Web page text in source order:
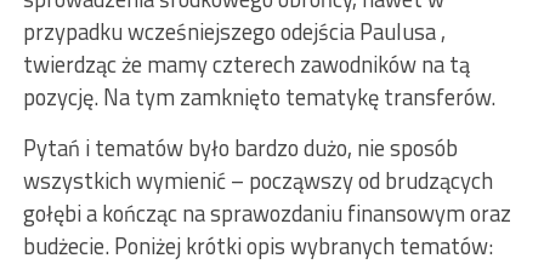
przypadku wcześniejszego odejścia Paulusa ,
twierdząc że mamy czterech zawodników na tą
pozycję. Na tym zamknięto tematykę transferów.
Pytań i tematów było bardzo dużo, nie sposób
wszystkich wymienić – począwszy od brudzących
gołębi a kończąc na sprawozdaniu finansowym oraz
budżecie. Poniżej krótki opis wybranych tematów: